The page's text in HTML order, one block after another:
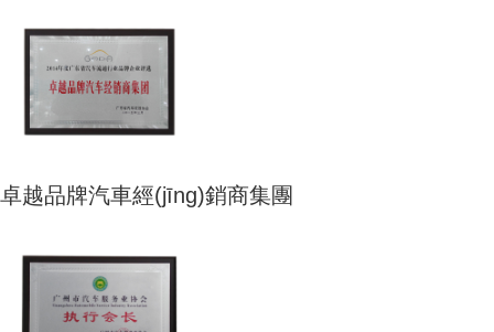
卓越品牌汽車經(jīng)銷商集團